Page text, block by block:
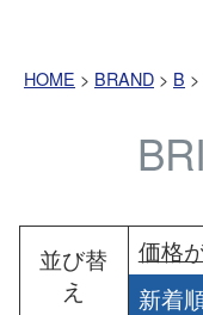
HOME BRAND B
並び替
え
価格
新着